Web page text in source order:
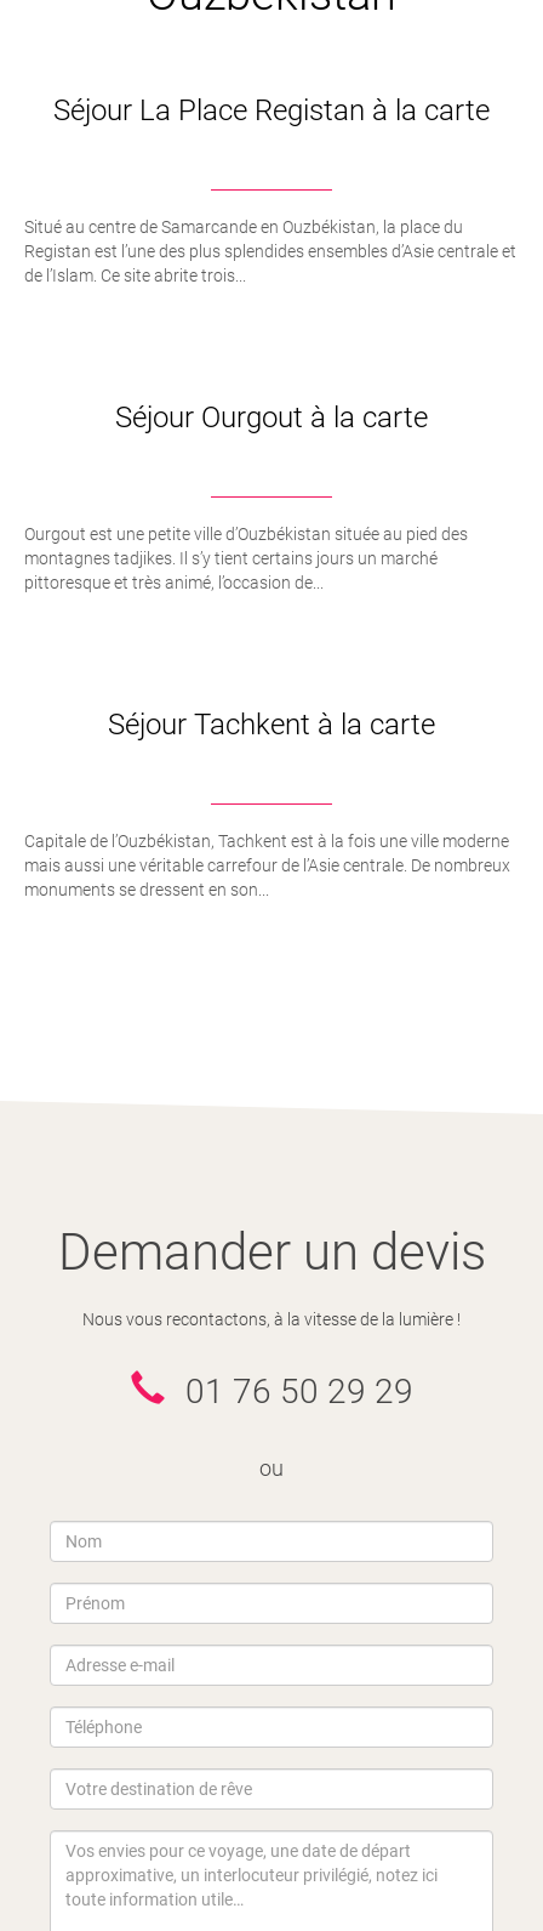
Séjour La Place Registan à la carte
Situé au centre de Samarcande en Ouzbékistan, la place du
Registan est l’une des plus splendides ensembles d’Asie centrale et
de l’Islam. Ce site abrite trois...
Séjour Ourgout à la carte
Ourgout est une petite ville d’Ouzbékistan située au pied des
montagnes tadjikes. Il s’y tient certains jours un marché
pittoresque et très animé, l’occasion de...
Séjour Tachkent à la carte
Capitale de l’Ouzbékistan, Tachkent est à la fois une ville moderne
mais aussi une véritable carrefour de l’Asie centrale. De nombreux
monuments se dressent en son...
Demander un devis
Nous vous recontactons, à la vitesse de la lumière !
01 76 50 29 29
ou